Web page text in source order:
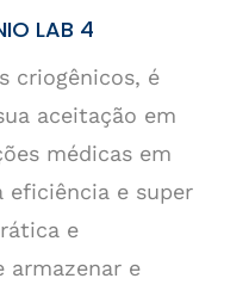
LAB 4
criogênicos, é
aceitação em
médicas em
e super
e
armazenar e